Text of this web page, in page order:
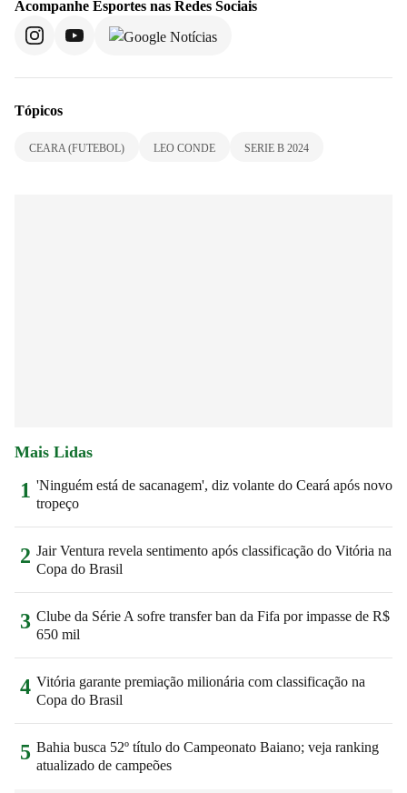
Acompanhe Esportes nas Redes Sociais
Tópicos
CEARA (FUTEBOL) LEO CONDE SERIE B 2024
Mais Lidas
1 'Ninguém está de sacanagem', diz volante do Ceará após novo
tropeço
2 Jair Ventura revela sentimento após classificação do Vitória na
Copa do Brasil
3 Clube da Série A sofre transfer ban da Fifa por impasse de R$
650 mil
4 Vitória garante premiação milionária com classificação na
Copa do Brasil
5 Bahia busca 52º título do Campeonato Baiano; veja ranking
atualizado de campeões